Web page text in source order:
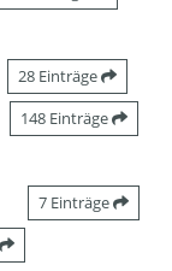
28 Einträge
148 Einträge
7 Einträge